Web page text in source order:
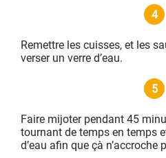
4
Remettre les cuisses, et les
verser un verre d’eau.
5
Faire mijoter pendant 45
tournant de temps en temps
d’eau afin que çà n’accroche